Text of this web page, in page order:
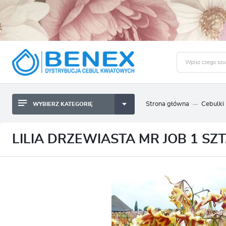
BYLINY SADZONKI BULWY
SADZONKI TRAW OZDOBNYCH
WYBIERZ KATEGORIĘ
CEBULKI I SADZONKI WARZYW
Strona główna Cebulki
LILIA DRZEWIASTA MR JOB 1